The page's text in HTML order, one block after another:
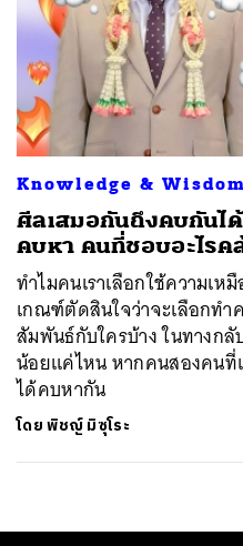
Knowledge & Wisdom
ศีลเสมอกันถึงคบกันได้
คบหา คนที่ชอบอะไรค
ทำไมคนเราเลือกใช้ความเ
เกณฑ์ตัดสินใจว่าจะเลือกท
สัมพันธ์กับใครบ้าง ในทางกลั
น้อยแค่ไหน หากคนสองคนที่
ได้คบหากัน
โดยพิชญ์ มิซุโระ
ค้นหา
SHARE